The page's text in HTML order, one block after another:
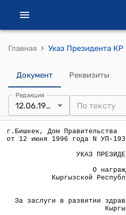
Главная ›
Документ Реквизиты
Редакция
12.06.1996